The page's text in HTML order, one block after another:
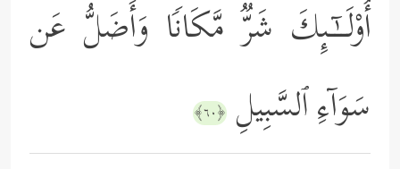
أُوْلَــٰۤـىِٕكَ شَرࣱّ مَّكَانࣰا وَأَضَلُّ عَن
سَوَاۤءِ ٱلسَّبِیلِ ﴿٦٠﴾